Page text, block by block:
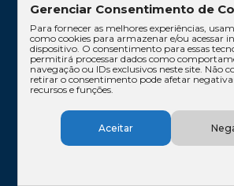
São Paulo
Gerenciar Consentimento de
Para fornecer as melhores experiências,
como cookies para armazenar e/ou acessar
dispositivo. O consentimento para essas
permitirá processar dados como
navegação ou IDs exclusivos neste site. Não
retirar o consentimento pode afetar
recursos e funções.
Aceitar